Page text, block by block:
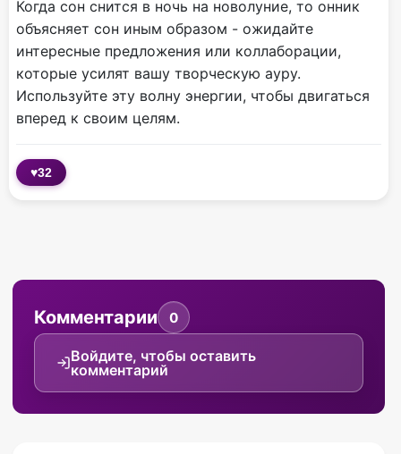
Когда сон снится в ночь на новолуние, то онник
объясняет сон иным образом - ожидайте
интересные предложения или коллаборации,
которые усилят вашу творческую ауру.
Используйте эту волну энергии, чтобы двигаться
вперед к своим целям.
♥32
Комментарии 0
Войдите, чтобы оставить
комментарий